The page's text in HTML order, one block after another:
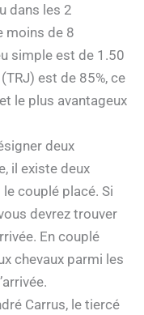
dans les 2
moins de 8
simple est de 1.50
est de 85%, ce
le plus avantageux
deux
il existe deux
couplé placé. Si
devrez trouver
En couplé
chevaux parmi les
Carrus, le tiercé